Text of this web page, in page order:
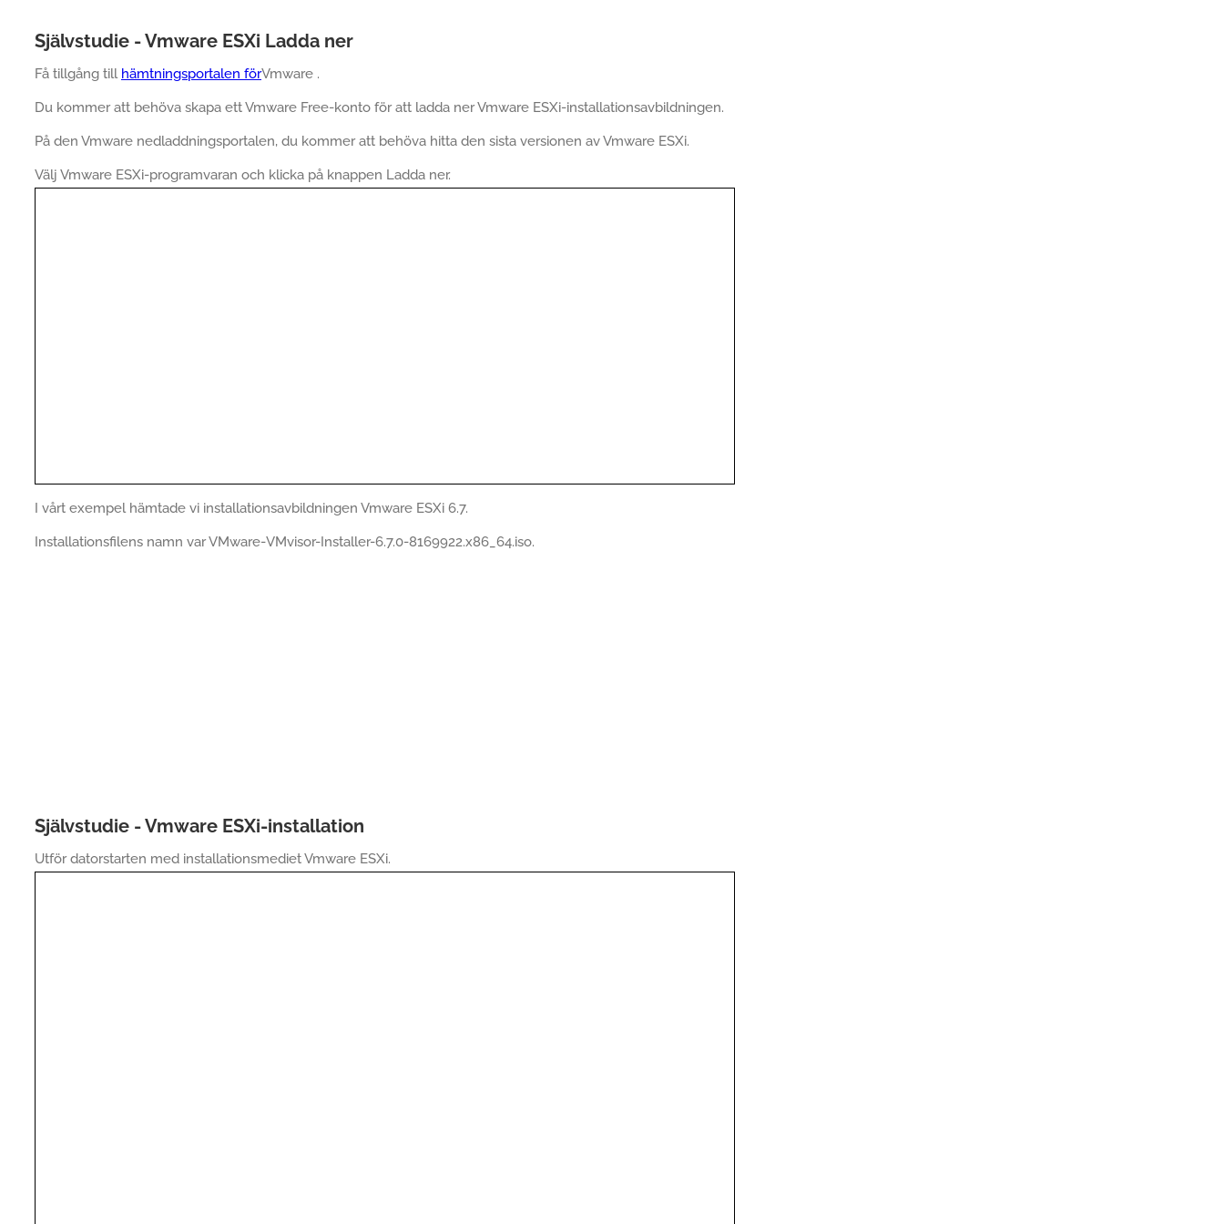
Självstudie - Vmware ESXi Ladda ner
Få tillgång till hämtningsportalen förVmware .
Du kommer att behöva skapa ett Vmware Free-konto för att ladda ner Vmware ESXi-installationsavbildningen.
På den Vmware nedladdningsportalen, du kommer att behöva hitta den sista versionen av Vmware ESXi.
Välj Vmware ESXi-programvaran och klicka på knappen Ladda ner.
I vårt exempel hämtade vi installationsavbildningen Vmware ESXi 6.7.
Installationsfilens namn var VMware-VMvisor-Installer-6.7.0-8169922.x86_64.iso.
Självstudie - Vmware ESXi-installation
Utför datorstarten med installationsmediet Vmware ESXi.